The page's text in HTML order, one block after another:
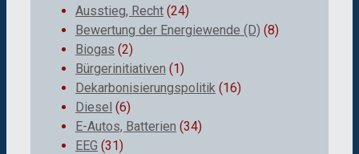
Ausstieg, Recht (24)
Bewertung der Energiewende (D) (8)
Biogas (2)
Bürgerinitiativen (1)
Dekarbonisierungspolitik (16)
Diesel (6)
E-Autos, Batterien (34)
EEG (31)